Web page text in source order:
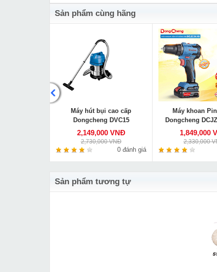
Sản phẩm cùng hãng
Máy hút bụi cao cấp
Dongcheng DVC15
2,149,000 VNĐ
2,730,000 VNĐ
0 đánh giá
Máy khoan
Dongcheng
1,849,000
2,330,000
Sản phẩm tương tự